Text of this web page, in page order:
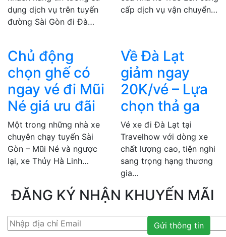
dụng dịch vụ trên tuyến
đường Sài Gòn đi Đà…
cấp dịch vụ vận chuyển…
Chủ động
chọn ghế có
ngay vé đi Mũi
Né giá ưu đãi
Một trong những nhà xe
chuyên chạy tuyến Sài
Gòn – Mũi Né và ngược
lại, xe Thủy Hà Linh…
Về Đà Lạt
giảm ngay
20K/vé – Lựa
chọn thả ga
Vé xe đi Đà Lạt tại
Travelhow với dòng xe
chất lượng cao, tiện nghi
sang trọng hạng thương
gia…
ĐĂNG KÝ NHẬN KHUYẾN MÃI
Gửi thông tin